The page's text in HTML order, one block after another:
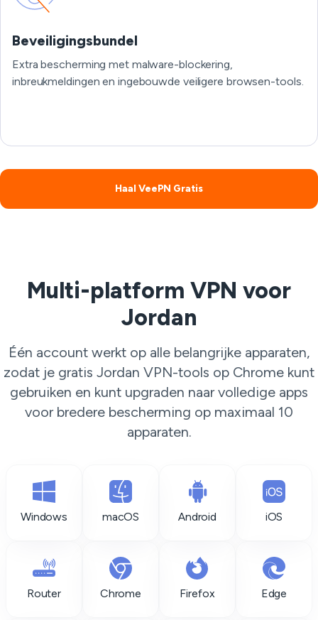
Beveiligingsbundel
Extra bescherming met malware-blockering,
inbreukmeldingen en ingebouwde veiligere browsen-tools.
Haal VeePN Gratis
Multi-platform VPN voor
Jordan
Één account werkt op alle belangrijke apparaten,
zodat je gratis Jordan VPN-tools op Chrome kunt
gebruiken en kunt upgraden naar volledige apps
voor bredere bescherming op maximaal 10
apparaten.
Windows macOS Android iOS
Router Chrome Firefox Edge